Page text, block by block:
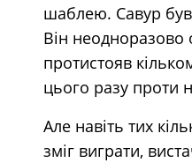
шаблею. Савур
Він неодноразово
протистояв
цього разу проти
Але навіть тих
зміг виграти,